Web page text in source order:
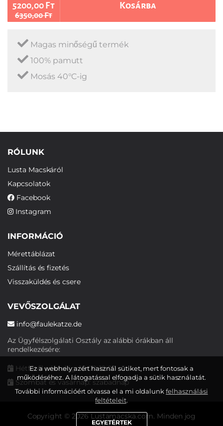
5200,00 Ft
6350,00 Ft
Kosárba
Magas minőségű termék
100% pamutt
Mosás 40°C-ig
RÓLUNK
Lusta Macskáról
Kapcsolatok
Facebook
Instagram
INFORMÁCIÓ
Mérettáblázat
Szállítás és fizetés
Visszaküldés és csere
VEVŐSZOLGÁLAT
info@faulekatze.de
Az Ügyfélszolgálati Osztály az alábbi órákban áll
rendelkezésére:
Hétfőtől péntekig: 10:00-19:00
Szombat és vasárnap: szabadnap
Copyright © 2026 Lustamacska.com. Minden jog
Ez a webhely azért használ sütiket, mert fontosak a
működéséhez. A látogatással elfogadja a sütik használatát.
További információért olvassa el a mi oldalunkfelhasználási
feltételeit.
EGYETÉRTEK